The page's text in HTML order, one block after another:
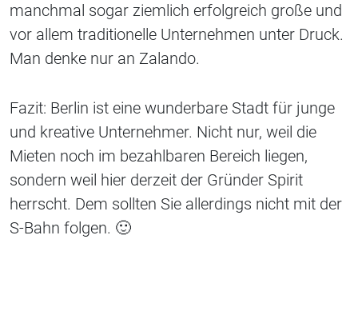
manchmal sogar ziemlich erfolgreich große und
vor allem traditionelle Unternehmen unter Druck.
Man denke nur an Zalando.
Fazit: Berlin ist eine wunderbare Stadt für junge
und kreative Unternehmer. Nicht nur, weil die
Mieten noch im bezahlbaren Bereich liegen,
sondern weil hier derzeit der Gründer Spirit
herrscht. Dem sollten Sie allerdings nicht mit der
S-Bahn folgen. 🙂